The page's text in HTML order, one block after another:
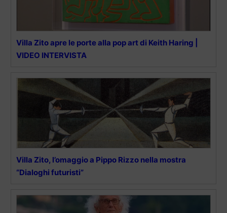
Villa Zito apre le porte alla pop art di Keith Haring |
VIDEO INTERVISTA
Villa Zito, l’omaggio a Pippo Rizzo nella mostra
“Dialoghi futuristi”